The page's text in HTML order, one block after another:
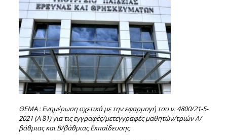
ΘΕΜΑ : Ενημέρωση σχετικά με την εφαρμογή του ν. 4800/21-5-
2021 (Α΄ 81) για τιςεγγραφές/μετεγγραφές μαθητών/τριών Α/
βάθμιας και Β/βάθμιας Εκπαίδευσης